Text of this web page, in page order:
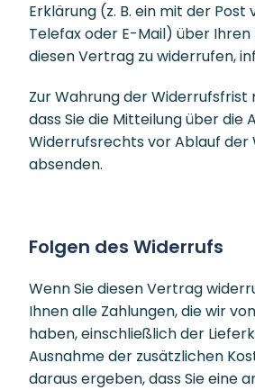
Erklärung (z. B. ein mit der
Telefax oder E-Mail) über Ihren
diesen Vertrag zu widerrufen,
Zur Wahrung der Widerrufsfrist
dass Sie die Mitteilung über die
Widerrufsrechts vor Ablauf der
absenden.
Folgen des Widerrufs
Wenn Sie diesen Vertrag
Ihnen alle Zahlungen, die wir
haben, einschließlich der
Ausnahme der zusätzlichen
daraus ergeben, dass Sie eine